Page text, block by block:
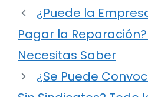
¿Puede la
Pagar la
Necesitas Saber
¿Se Puede